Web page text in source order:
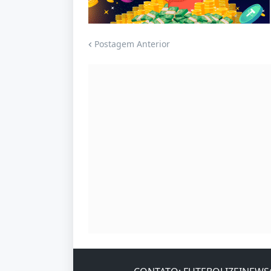
Jogue com responsabilidade. 18+
Postagem Anterior